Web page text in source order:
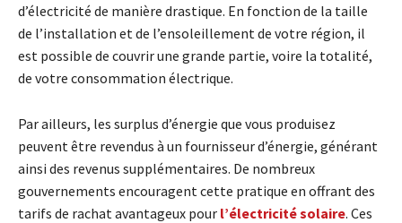
d’électricité de manière drastique. En fonction de la taille
de l’installation et de l’ensoleillement de votre région, il
est possible de couvrir une grande partie, voire la totalité,
de votre consommation électrique.
Par ailleurs, les surplus d’énergie que vous produisez
peuvent être revendus à un fournisseur d’énergie, générant
ainsi des revenus supplémentaires. De nombreux
gouvernements encouragent cette pratique en offrant des
tarifs de rachat avantageux pour l’électricité solaire. Ces